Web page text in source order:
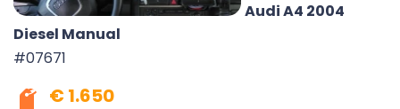
Audi A4 2004
Diesel Manual
#07671
€ 1.650